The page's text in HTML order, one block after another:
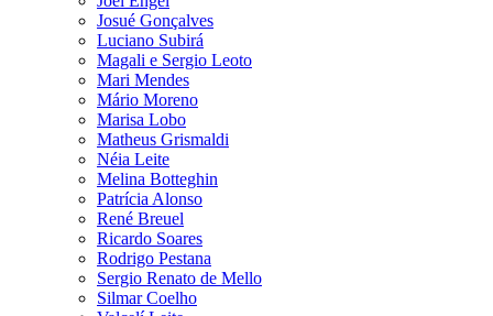
Josué Gonçalves
Luciano Subirá
Magali e Sergio Leoto
Mari Mendes
Mário Moreno
Marisa Lobo
Matheus Grismaldi
Néia Leite
Melina Botteghin
Patrícia Alonso
René Breuel
Ricardo Soares
Rodrigo Pestana
Sergio Renato de Mello
Silmar Coelho